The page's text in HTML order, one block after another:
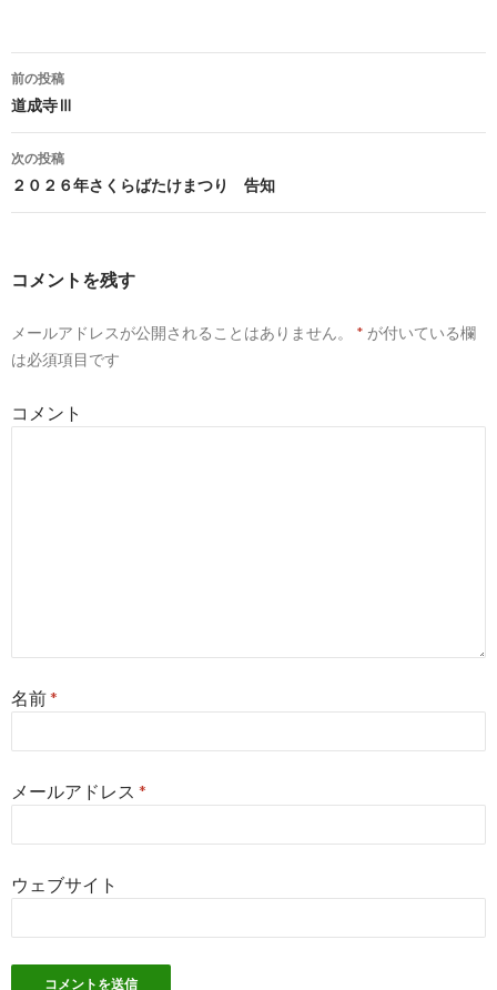
投
稿
ナ
ゲ
シ
ン
前の投稿
道成寺Ⅲ
次の投稿
２０２６年さくらばたけまつり 告知
コメントを残す
メールアドレスが公開されることはありません。 * が付いている欄
は必須項目です
コメント
名前*
メールアドレス *
ウェブサイト